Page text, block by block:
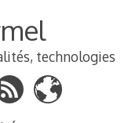
technologies